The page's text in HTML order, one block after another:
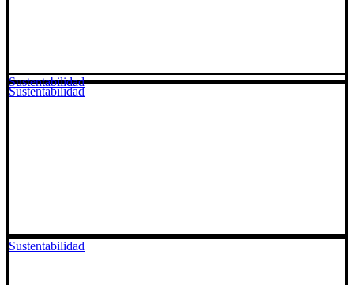
Sustentabilidad
Sustentabilidad
Sustentabilidad